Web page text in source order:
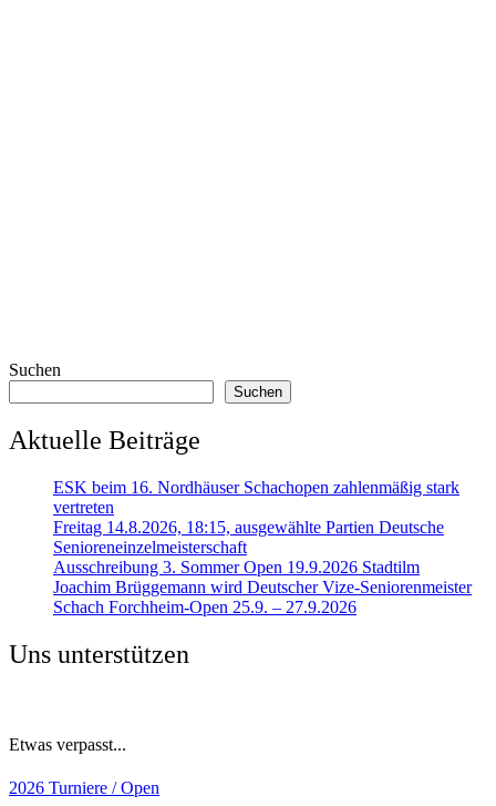
Suchen
Suchen
Aktuelle Beiträge
ESK beim 16. Nordhäuser Schachopen zahlenmäßig stark
vertreten
Freitag 14.8.2026, 18:15, ausgewählte Partien Deutsche
Senioreneinzelmeisterschaft
Ausschreibung 3. Sommer Open 19.9.2026 Stadtilm
Joachim Brüggemann wird Deutscher Vize-Seniorenmeister
Schach Forchheim-Open 25.9. – 27.9.2026
Uns unterstützen
Etwas verpasst...
2026 Turniere / Open